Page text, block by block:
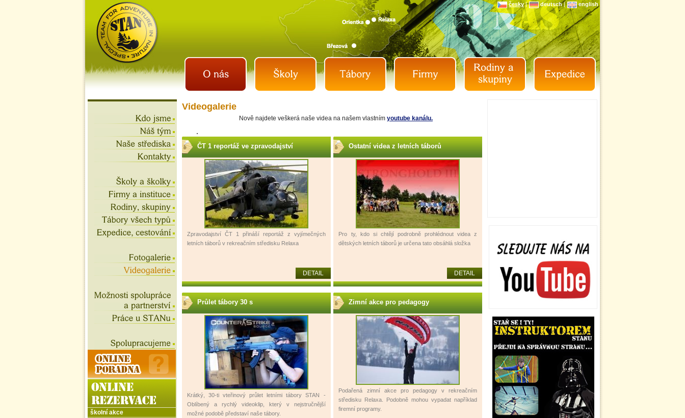
istan.cz
letní tábory 2026, školní
výlety, akce na víkend,
teambuilding
Videogalerie
Nově najdete veškerá naše videa na našem vlastním youtube kanálu.
ČT 1 reportáž ve zpravodajství
Zpravodajství ČT 1 přináší reportáž z vyjímečných
letních táborů v rekreačním středisku Relaxa
DETAIL
Ostatní videa z letních táborů
Pro ty, kdo si chtějí podrobně prohlédnout videa z
dětských letních táborů je určena tato obsáhlá složka
DETAIL
Průlet tábory 30 s
Krátký, 30-ti vteřinový průlet letními tábory STAN -
Oblíbený a rychlý videoklip, který v nejstručnější
možné podobě představí naše tábory.
Zimní akce pro pedagogy
Podařená zimní akce pro pedagogy v rekreačním
středisku Relaxa. Podobně mohou vypadat například
firemní programy.
školní akce
česky| deutsch| english